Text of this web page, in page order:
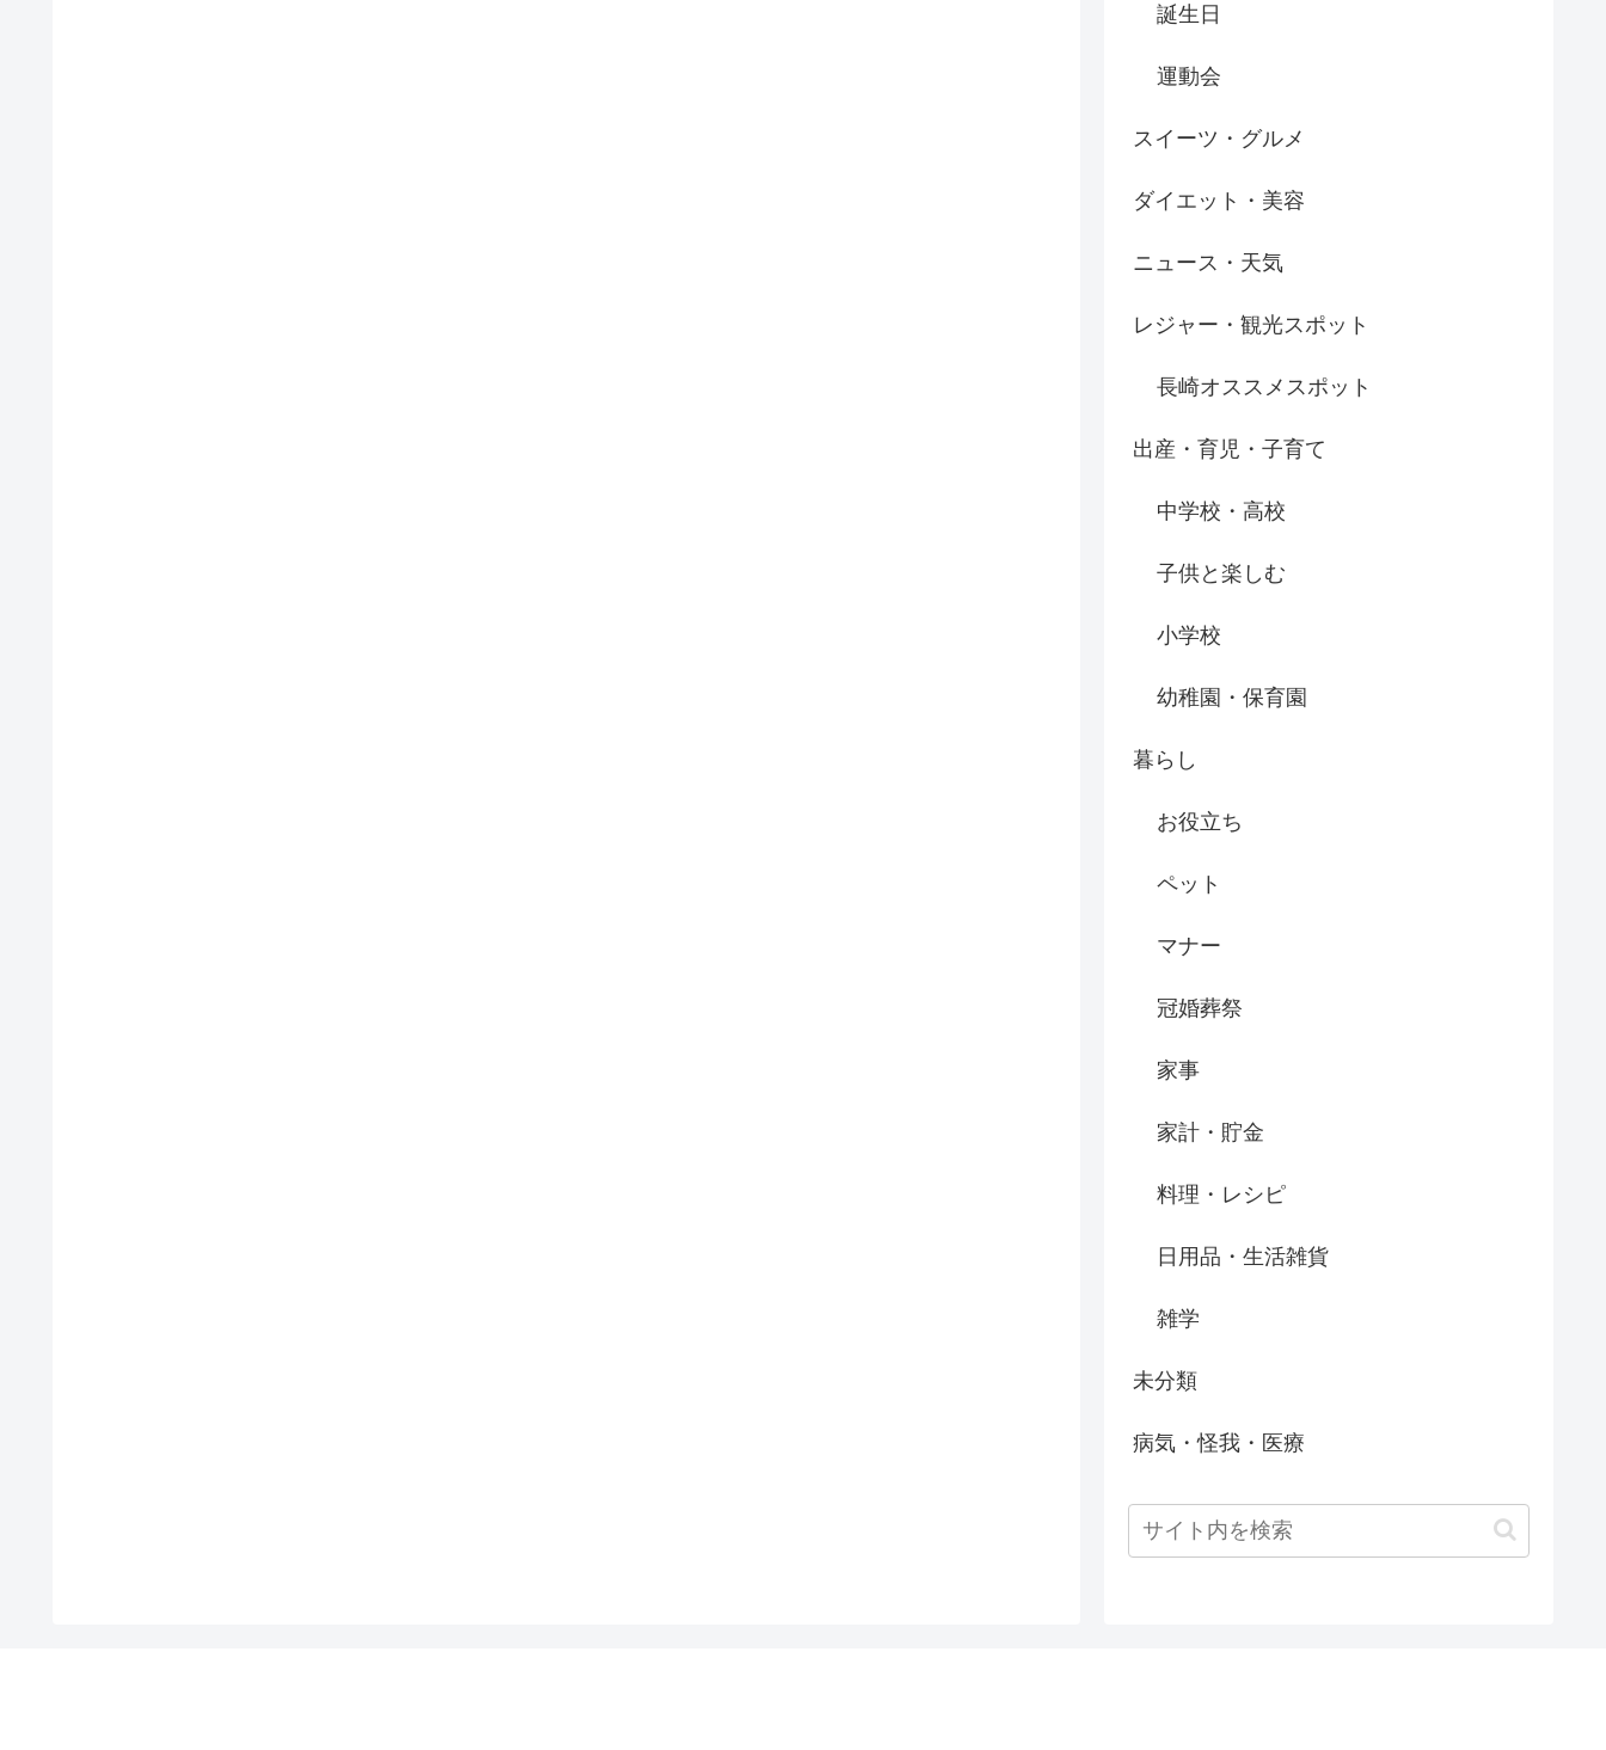
誕生日
運動会
スイーツ・グルメ
ダイエット・美容
ニュース・天気
レジャー・観光スポット
長崎オススメスポット
出産・育児・子育て
中学校・高校
子供と楽しむ
小学校
幼稚園・保育園
暮らし
お役立ち
ペット
マナー
冠婚葬祭
家事
家計・貯金
料理・レシピ
日用品・生活雑貨
雑学
未分類
病気・怪我・医療